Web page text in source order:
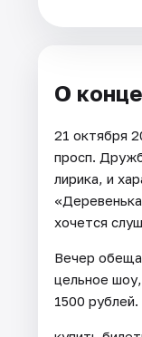
О
21 октября
просп.
лирика, и
хочется
Вечер
цельное
1500